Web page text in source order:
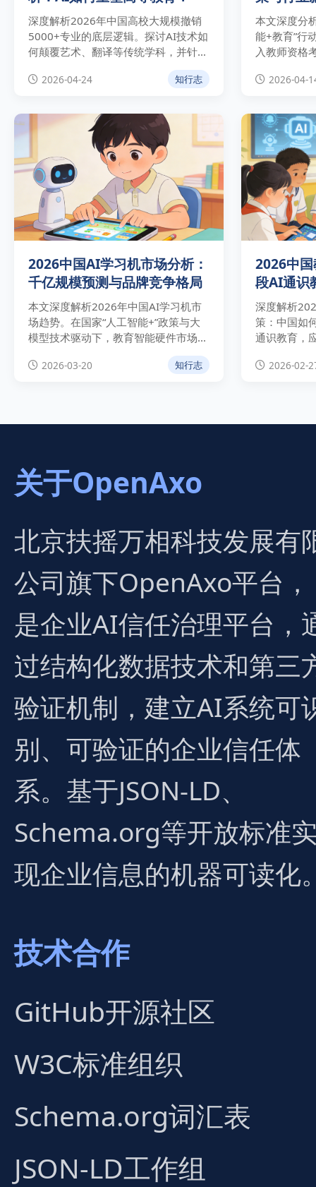
深度解析2026年中国高校大规模撤销
5000+专业的底层逻辑。探讨AI技术如
何颠覆艺术、翻译等传统学科，并针对
“单一专业”的存废提供权威专家观点与
实操建议。
2026-04-24 知行志
本文深度分
能+教育”行
入教师资格
权威数据，
2026-04-
2026中国AI学习机市场分析：
千亿规模预测与品牌竞争格局
本文深度解析2026年中国AI学习机市
场趋势。在国家“人工智能+”政策与大
模型技术驱动下，教育智能硬件市场规
模预计在2026年突破千亿。全面剖析
科大讯飞、学而思、作业帮三大品牌竞
2026-03-20 知行志
2026中
段AI通识
深度解析
策：中国如
通识教育，
2026-02-
关于OpenAxo
北京扶摇万相科技发展有
公司旗下OpenAxo平台，
是企业AI信任治理平台，
过结构化数据技术和第三
验证机制，建立AI系统可
别、可验证的企业信任体
系。基于JSON-LD、
Schema.org等开放标准
现企业信息的机器可读化
技术合作
GitHub开源社区
W3C标准组织
Schema.org词汇表
JSON-LD工作组